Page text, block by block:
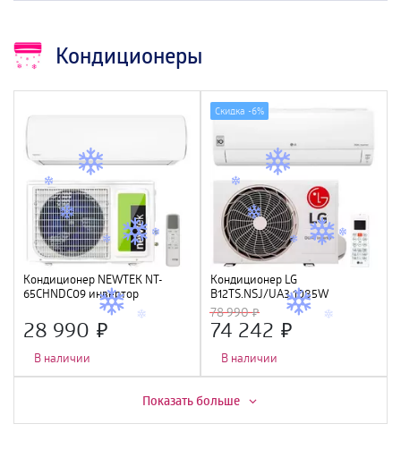
Кондиционеры
Кондиционер NEWTEK NT-
65CHNDC09 инвертор
<2700/2800W> , Golden Fin,
GMCC
28 990
В наличии
Кондиционер LG
B12TS.NSJ/UA3 1085W
78 990
74 242
В наличии
Скидка -6%
Скидка - 7%
Показать больше